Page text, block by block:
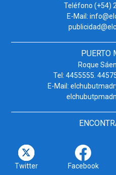
Teléfono (+54)
E-Mail:
PUERTO
Roque
Tel: 4455555.
E-Mail:
Twitter Facebook